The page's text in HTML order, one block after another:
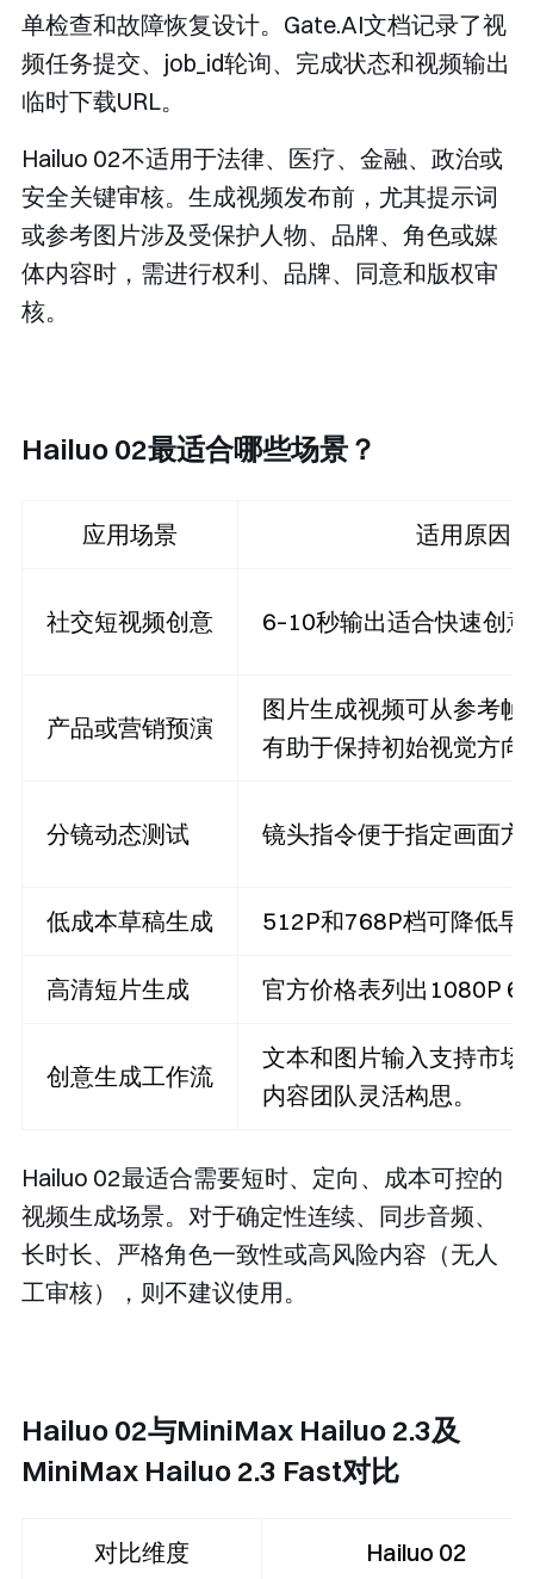
单检查和故障恢复设计。Gate.AI文档记录了视
频任务提交、 job_id轮询、完成状态和视频输出
临时下载URL。
Hailuo 02不适用于法律、医疗、金融、政治或
安全关键审核。生成视频发布前，尤其提示词
或参考图片涉及受保护人物、品牌、角色或媒
体内容时，需进行权利、品牌、同意和版权审
核。
Hailuo 02最适合哪些场景？
应用场景 适用原因
社交短视频创意 6–10秒输出适合快速创
产品或营销预演
图片生成视频可从参考帧
有助于保持初始视觉方向
分镜动态测试 镜头指令便于指定画面方
低成本草稿生成 512P和768P档可降低早
高清短片生成 官方价格表列出1080P 6
创意生成工作流
文本和图片输入支持市场
内容团队灵活构思。
Hailuo 02最适合需要短时、定向、成本可控的
视频生成场景。对于确定性连续、同步音频、
长时长、严格角色一致性或高风险内容（无人
工审核），则不建议使用。
Hailuo 02与MiniMax Hailuo 2.3及
MiniMax Hailuo 2.3 Fast对比
对比维度 Hailuo 02